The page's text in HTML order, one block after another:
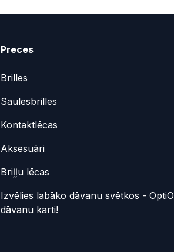
Preces
Brilles
Saulesbrilles
Kontaktlēcas
Aksesuāri
Briļļu lēcas
Izvēlies labāko dāvanu svētkos - OptiO
dāvanu karti!